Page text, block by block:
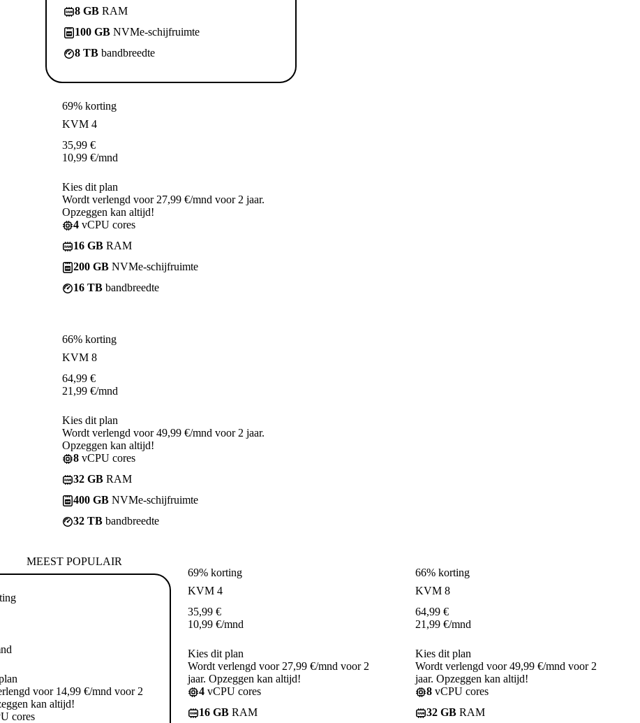
8 GB RAM
100 GB NVMe-schijfruimte
8 TB bandbreedte
69% korting
KVM 4
35,99 €
10,99 €/mnd
Kies dit plan
Wordt verlengd voor 27,99 €/mnd voor 2 jaar.
Opzeggen kan altijd!
4 vCPU cores
16 GB RAM
200 GB NVMe-schijfruimte
16 TB bandbreedte
66% korting
KVM 8
64,99 €
21,99 €/mnd
Kies dit plan
Wordt verlengd voor 49,99 €/mnd voor 2 jaar.
Opzeggen kan altijd!
8 vCPU cores
32 GB RAM
400 GB NVMe-schijfruimte
32 TB bandbreedte
MEEST POPULAIR
voor 14,99 €/mnd voor 2
kan altijd!
cores
69% korting
KVM 4
35,99 €
10,99 €/mnd
Kies dit plan
Wordt verlengd voor 27,99 €/mnd voor 2
jaar. Opzeggen kan altijd!
4 vCPU cores
16 GB RAM
66% korting
KVM 8
64,99 €
21,99 €/mnd
Kies dit plan
Wordt verlengd voor 49,99 €/mnd voor 2
jaar. Opzeggen kan altijd!
8 vCPU cores
32 GB RAM